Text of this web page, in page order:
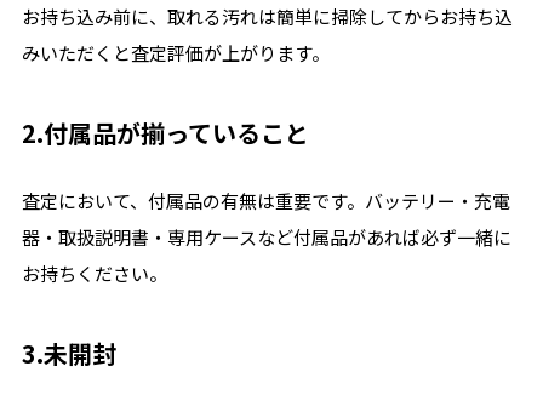
お持ち込み前に、取れる汚れは簡単に掃除してからお持ち込
みいただくと査定評価が上がります。
2.付属品が揃っていること
査定において、付属品の有無は重要です。バッテリー・充電
器・取扱説明書・専用ケースなど付属品があれば必ず一緒に
お持ちください。
3.未開封